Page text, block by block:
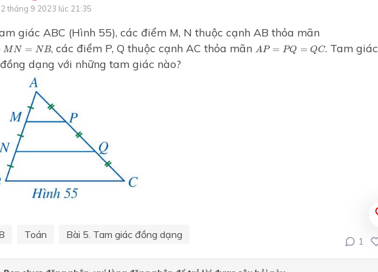
Chương 4 Định lí Thales
Chương 5 Dữ liệu và biểu đồ
Chương 7 Phương trình bậc nhất
Chương 8 Mở đầu về tính xác
2 tháng 9 2023 lúc 21:35
giác ABC (Hình 55), các điểm M, N thuộc cạnh AB thỏa mãn
MN = NB
N=N , các điểm P, Q thuộc cạnh AC thỏa mãn AP = PQ = QC
A P= Q=Q
. Tam giác
dạng với những tam giác nào?
Toán Bài 5. Tam giác đồng dạng
1